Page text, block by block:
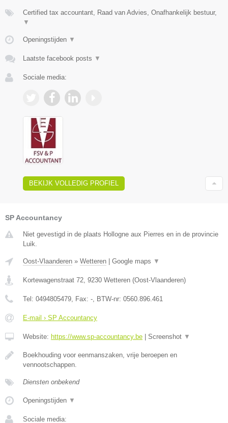
Certified tax accountant, Raad van Advies, Onafhankelijk bestuur,
▼
Openingstijden ▼
Laatste facebook posts ▼
Sociale media:
BEKIJK VOLLEDIG PROFIEL
SP Accountancy
Niet gevestigd in de plaats Hollogne aux Pierres en in de provincie
Luik.
Oost-Vlaanderen » Wetteren Google maps ▼
Kortewagenstraat 72, 9230 Wetteren (Oost-Vlaanderen)
Tel: 0494805479, Fax: -, BTW-nr: 0560.896.461
E-mail › SP Accountancy
Website: https://www.sp-accountancy.be Screenshot ▼
Boekhouding voor eenmanszaken, vrije beroepen en
vennootschappen.
Diensten onbekend
Openingstijden ▼
Sociale media: